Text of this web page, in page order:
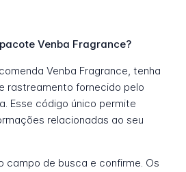
Venba Fragrance?
Venba Fragrance, tenha
rastreamento fornecido pelo
Esse código único permite
relacionadas ao seu
campo de busca e confirme. Os